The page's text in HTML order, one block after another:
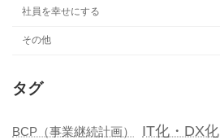
社員を幸せにする
その他
タグ
BCP（事業継続計画） IT化・DX化